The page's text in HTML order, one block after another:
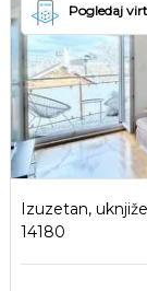
Pogledaj
Izuzetan,
14180